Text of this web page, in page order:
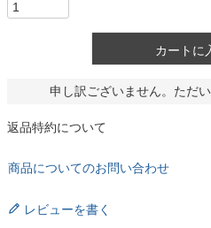
カートに
申し訳ございません。ただ
返品特約について
商品についてのお問い合わせ
レビューを書く